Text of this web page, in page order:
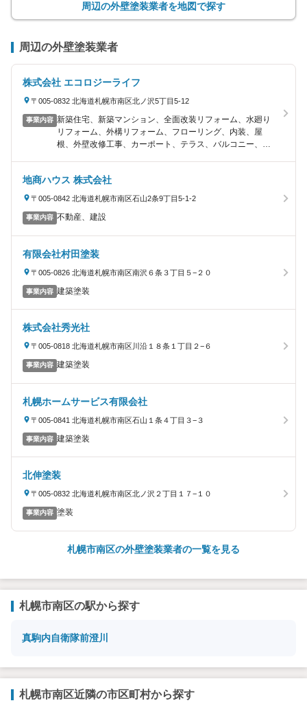
周辺の外壁塗装業者を地図で探す
周辺の外壁塗装業者
株式会社 エコロジーライフ
〒005-0832 北海道札幌市南区北ノ沢5丁目5-12
事業内容 新築住宅、新築マンション、全面改装リフォーム、水廻り
リフォーム、外構リフォーム、フローリング、内装、屋
根、外壁改修工事、カーポート、テラス、バルコニー、そ
地商ハウス 株式会社
〒005-0842 北海道札幌市南区石山2条9丁目5-1-2
事業内容 不動産、建設
有限会社村田塗装
〒005-0826 北海道札幌市南区南沢６条３丁目５−２０
事業内容 建築塗装
株式会社秀光社
〒005-0818 北海道札幌市南区川沿１８条１丁目２−６
事業内容 建築塗装
札幌ホームサービス有限会社
〒005-0841 北海道札幌市南区石山１条４丁目３−３
事業内容 建築塗装
北伸塗装
〒005-0832 北海道札幌市南区北ノ沢２丁目１７−１０
事業内容 塗装
札幌市南区の外壁塗装業者の一覧を見る
札幌市南区の駅から探す
真駒内自衛隊前澄川
札幌市南区近隣の市区町村から探す